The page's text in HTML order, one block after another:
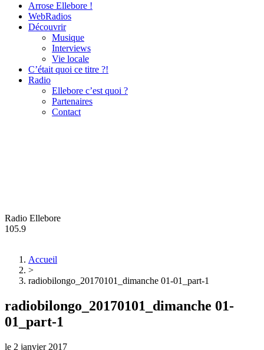
Arrose Ellebore !
WebRadios
Découvrir
Musique
Interviews
Vie locale
C’était quoi ce titre ?!
Radio
Ellebore c’est quoi ?
Partenaires
Contact
Radio Ellebore
105.9
Accueil
>
radiobilongo_20170101_dimanche 01-01_part-1
radiobilongo_20170101_dimanche 01-
01_part-1
le 2 janvier 2017